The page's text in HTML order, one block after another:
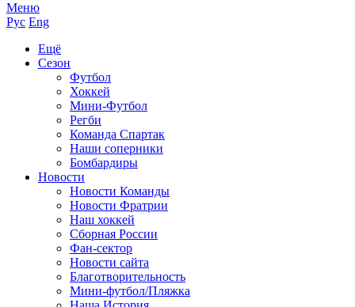
Меню
Рус Eng
Ещё
Сезон
Футбол
Хоккей
Мини-Футбол
Регби
Команда Спартак
Наши соперники
Бомбардиры
Новости
Новости Команды
Новости Фратрии
Наш хоккей
Сборная России
Фан-cектор
Новости сайта
Благотворительность
Мини-футбол/Пляжка